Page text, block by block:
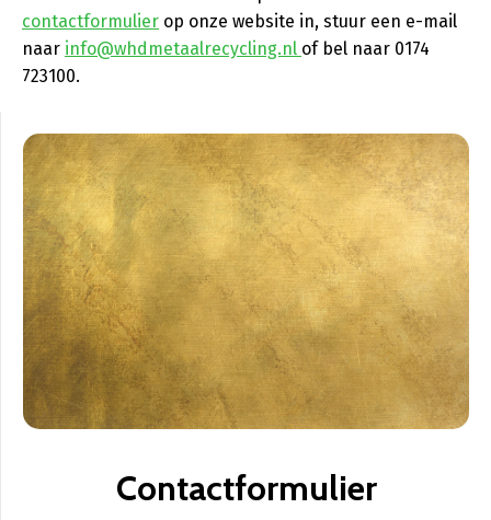
contactformulier op onze website in, stuur een e-mail
naar info@whdmetaalrecycling.nl of bel naar 0174
723100.
Contactformulier